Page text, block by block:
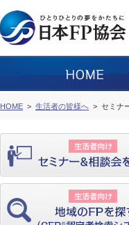
HOME 生活者の皆様へ セミナ